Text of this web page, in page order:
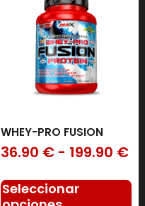
WHEY-PRO FUSION
36.90 € - 199.90 €
Seleccionar